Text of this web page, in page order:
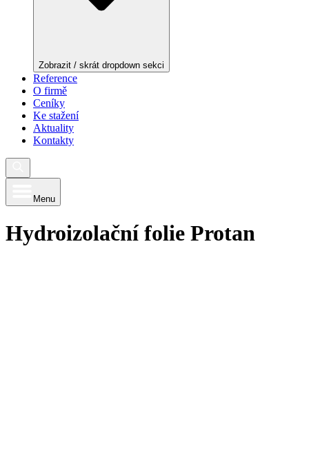
Zobrazit / skrát dropdown sekci
Reference
O firmě
Ceníky
Ke stažení
Aktuality
Kontakty
Menu
Hydroizolační folie Protan